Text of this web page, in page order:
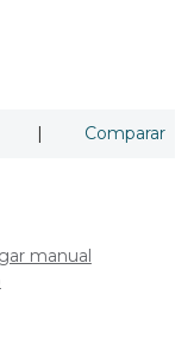
| Comparar
manual